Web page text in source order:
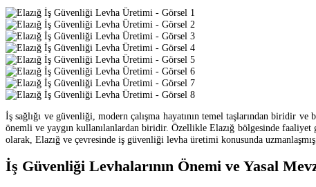
İş sağlığı ve güvenliği, modern çalışma hayatının temel taşlarından biridir
önemli ve yaygın kullanılanlardan biridir. Özellikle Elazığ bölgesinde faaliyet
olarak, Elazığ ve çevresinde iş güvenliği levha üretimi konusunda
İş Güvenliği Levhalarının Önemi ve Yasal